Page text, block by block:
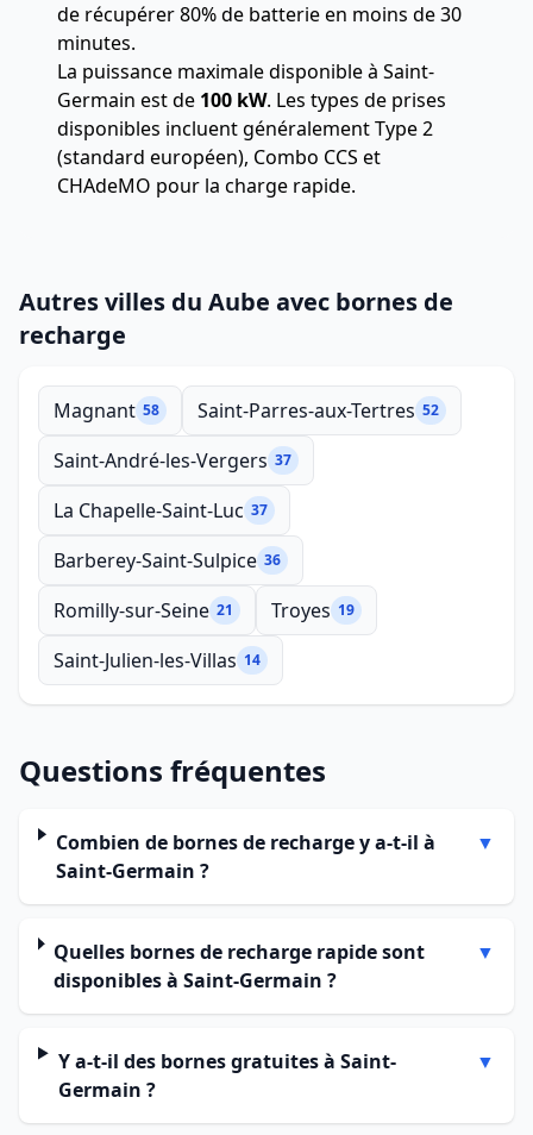
de récupérer 80% de batterie en moins de 30
minutes.
La puissance maximale disponible à Saint-
Germain est de 100 kW. Les types de prises
disponibles incluent généralement Type 2
(standard européen), Combo CCS et
CHAdeMO pour la charge rapide.
Autres villes du Aube avec bornes de
recharge
Magnant 58 Saint-Parres-aux-Tertres 52
Saint-André-les-Vergers 37
La Chapelle-Saint-Luc 37
Barberey-Saint-Sulpice 36
Romilly-sur-Seine 21 Troyes 19
Saint-Julien-les-Villas 14
Questions fréquentes
Combien de bornes de recharge y a-t-il à
Saint-Germain ?
▼
Quelles bornes de recharge rapide sont
disponibles à Saint-Germain ?
▼
Y a-t-il des bornes gratuites à Saint-
Germain ?
▼